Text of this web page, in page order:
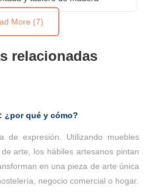
More (7)
relacionadas
¿por qué y cómo?
de expresión. Utilizando muebles
arte, los hábiles artesanos pintan
en una pieza de arte única
negocio comercial o hogar.